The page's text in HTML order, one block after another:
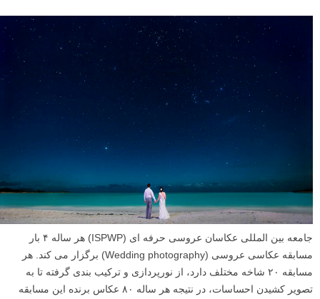
جامعه بین المللی عکاسان عروسی حرفه ای (ISPWP) هر ساله ۴ بار
مسابقه عکاسی عروسی (Wedding photography) برگزار می کند. هر
مسابقه ۲۰ شاخه مختلف دارد، از نورپردازی و ترکیب بندی گرفته تا به
تصویر کشیدن احساسات، در نتیجه هر ساله ۸۰ عکاس برنده این مسابقه